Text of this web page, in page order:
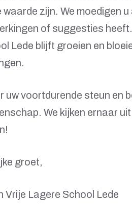
zijn. We moedigen
of suggesties
Lede blijft groeien en
uw voortdurende steun en
We kijken ernaar
groet,
Vrije Lagere School Lede